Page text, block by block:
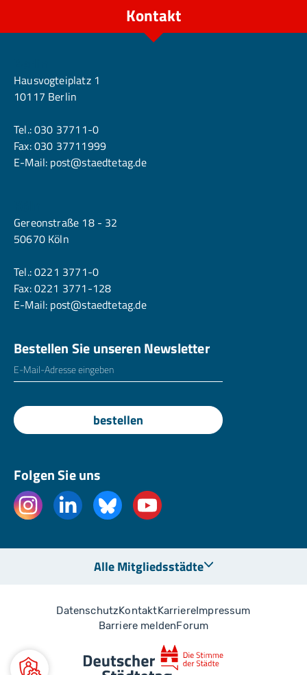
Kontakt
Hausvogteiplatz 1
10117 Berlin
Tel.:030 37711-0
Fax: 030 37711999
E-Mail: post@staedtetag.de
Gereonstraße 18 - 32
50670 Köln
Tel.:0221 3771-0
Fax: 0221 3771-128
E-Mail: post@staedtetag.de
Bestellen Sie unseren Newsletter
E-Mailadresse
bestellen
Folgen Sie uns
Alle Mitgliedsstädte
DatenschutzKontaktKarriereImpressum
Barriere meldenForum